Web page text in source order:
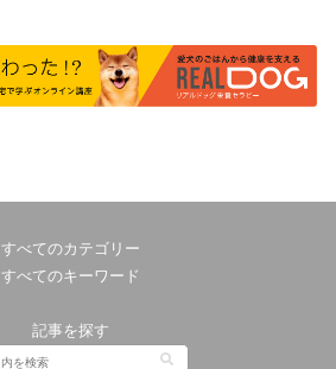
すべてのカテゴリー
すべてのキーワード
記事を探す